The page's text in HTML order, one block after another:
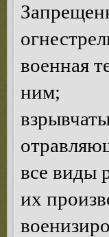
военная
ним;
все виды
их